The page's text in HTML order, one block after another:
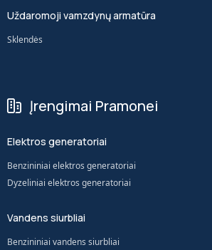
Uždaromoji vamzdynų armatūra
Sklendės
Įrengimai Pramonei
Elektros generatoriai
Benzininiai elektros generatoriai
Dyzeliniai elektros generatoriai
Vandens siurbliai
Benzininiai vandens siurbliai